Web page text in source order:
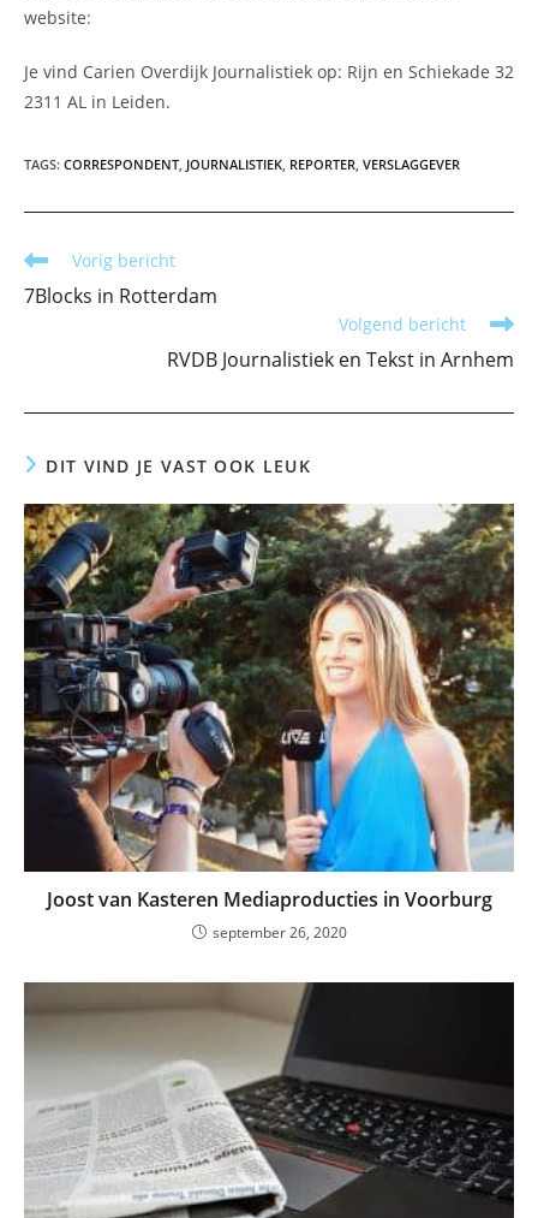
website:
Je vind Carien Overdijk Journalistiek op: Rijn en Schiekade 32
2311 AL in Leiden.
TAGS: CORRESPONDENT JOURNALISTIEK REPORTER VERSLAGGEVER
Lees
meer
artikelen
Vorig bericht
7Blocks in Rotterdam
Volgend bericht
RVDB Journalistiek en Tekst in Arnhem
DIT VIND JE VAST OOK LEUK
Joost van Kasteren Mediaproducties in Voorburg
september 26, 2020